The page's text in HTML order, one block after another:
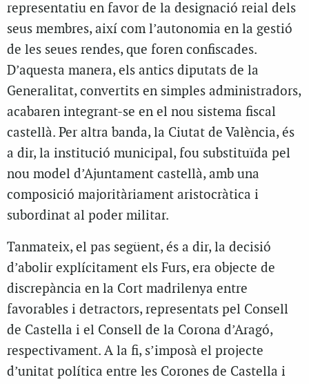
representatiu en favor de la designació reial dels
seus membres, així com l’autonomia en la gestió
de les seues rendes, que foren confiscades.
D’aquesta manera, els antics diputats de la
Generalitat, convertits en simples administradors,
acabaren integrant-se en el nou sistema fiscal
castellà. Per altra banda, la Ciutat de València, és
a dir, la institució municipal, fou substituïda pel
nou model d’Ajuntament castellà, amb una
composició majoritàriament aristocràtica i
subordinat al poder militar.
Tanmateix, el pas següent, és a dir, la decisió
d’abolir explícitament els Furs, era objecte de
discrepància en la Cort madrilenya entre
favorables i detractors, representats pel Consell
de Castella i el Consell de la Corona d’Aragó,
respectivament. A la fi, s’imposà el projecte
d’unitat política entre les Corones de Castella i